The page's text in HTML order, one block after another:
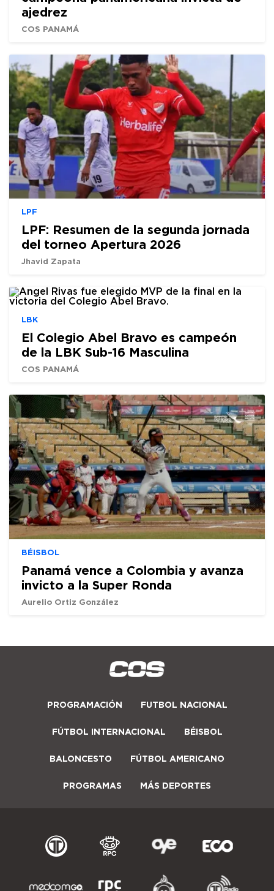
ajedrez
COS PANAMÁ
LPF
LPF: Resumen de la segunda jornada
del torneo Apertura 2026
Jhavid Zapata
LBK
El Colegio Abel Bravo es campeón
de la LBK Sub-16 Masculina
COS PANAMÁ
BÉISBOL
Panamá vence a Colombia y avanza
invicto a la Super Ronda
Aurelio Ortiz González
PROGRAMACIÓN FUTBOL NACIONAL
FÚTBOL INTERNACIONAL BÉISBOL
BALONCESTO FÚTBOL AMERICANO
PROGRAMAS MÁS DEPORTES